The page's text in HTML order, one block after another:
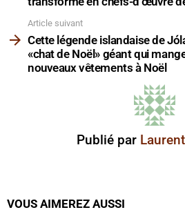
Article suivant
Cette légende islandaise de
«chat de Noël» géant qui
nouveaux vêtements à Noël
Publié par
VOUS AIMEREZ AUSSI